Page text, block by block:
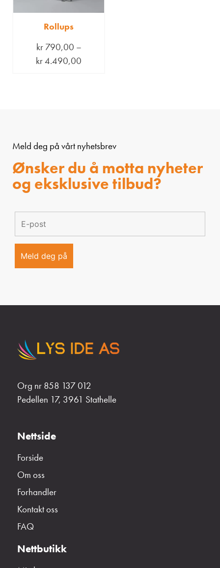
Rollups
kr790,00 –
kr4.490,00
Meld deg på vårt nyhetsbrev
Ønsker du å motta nyheter
og eksklusive tilbud?
Org nr 858 137 012
Pedellen 17, 3961 Stathelle
Nettside
Forside
Om oss
Forhandler
Kontakt oss
FAQ
Nettbutikk